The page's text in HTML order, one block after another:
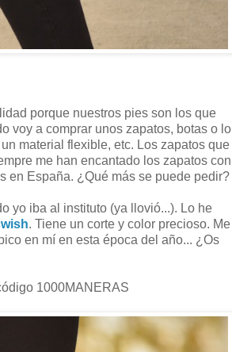
porque nuestros pies son los que
voy a comprar unos zapatos, botas o lo
material flexible, etc. Los zapatos que
me han encantado los zapatos con
en España. ¿Qué más se puede pedir?
yo iba al instituto (ya llovió...). Lo he
. Tiene un corte y color precioso. Me
en mí en esta época del año... ¿Os
1000MANERAS